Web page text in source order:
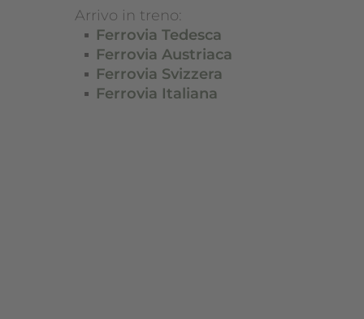
Arrivo in treno:
Ferrovia Tedesca
Ferrovia Austriaca
Ferrovia Svizzera
Ferrovia Italiana